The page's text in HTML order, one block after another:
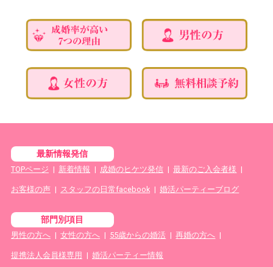
最新情報発信
TOPページ | 新着情報 | 成婚のヒケツ発信 | 最新のご入会者様 |
お客様の声| スタッフの日常facebook | 婚活パーティーブログ
部門別項目
男性の方へ| 女性の方へ | 55歳からの婚活 | 再婚の方へ |
提携法人会員様専用 | 婚活パーティー情報